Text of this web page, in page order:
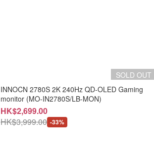
SOLD OUT
INNOCN 2780S 2K 240Hz QD-OLED Gaming
monitor (MO-IN2780S/LB-MON)
HK$2,699.00
HK$3,999.00 -33%